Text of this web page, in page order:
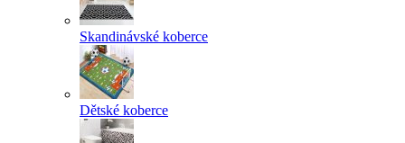
Skandinávské koberce
Dětské koberce